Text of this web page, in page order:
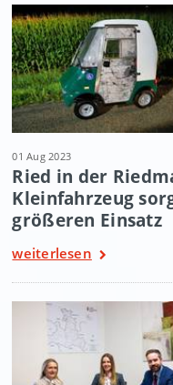
01 Aug 2023
Ried in der
Kleinfahrzeug
größeren Einsatz
weiterlesen